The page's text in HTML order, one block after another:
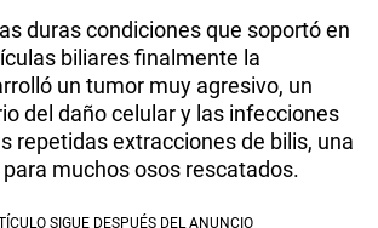
duras condiciones que soportó en
biliares finalmente la
un tumor muy agresivo, un
del daño celular y las infecciones
repetidas extracciones de bilis, una
muchos osos rescatados.